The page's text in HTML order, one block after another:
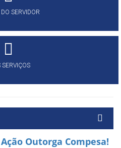
SERVIDOR
SERVIÇOS
Outorga Compesa!